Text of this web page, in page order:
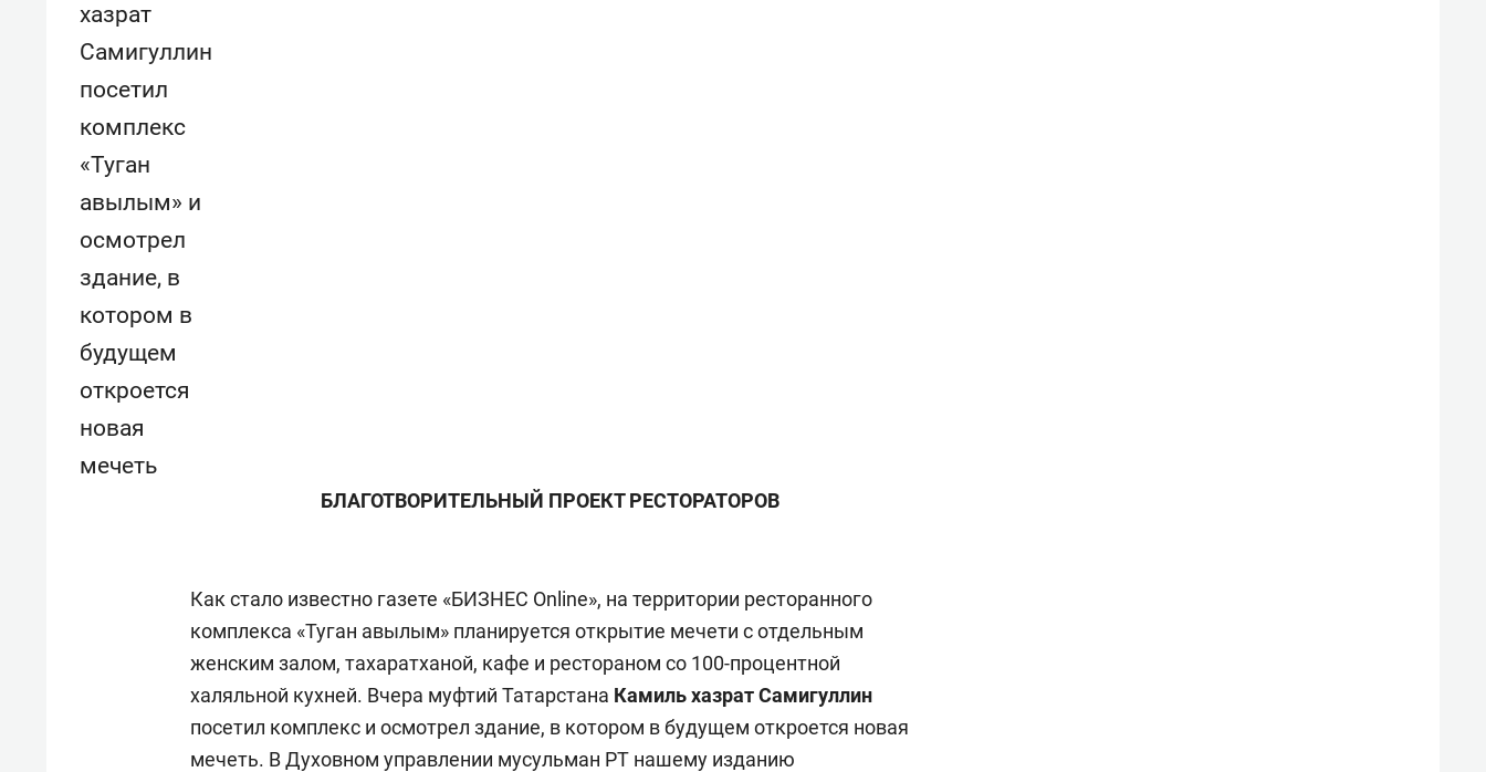
хазрат
Самигуллин
посетил
комплекс
«Туган
авылым» и
осмотрел
здание, в
котором в
будущем
откроется
новая
мечеть
БЛАГОТВОРИТЕЛЬНЫЙ ПРОЕКТ РЕСТОРАТОРОВ
Как стало известно газете «БИЗНЕС Online», на территории ресторанного
комплекса «Туган авылым» планируется открытие мечети с отдельным
женским залом, тахаратханой, кафе и рестораном со 100-процентной
халяльной кухней. Вчера муфтий Татарстана Камиль хазрат Самигуллин
посетил комплекс и осмотрел здание, в котором в будущем откроется новая
мечеть. В Духовном управлении мусульман РТ нашему изданию